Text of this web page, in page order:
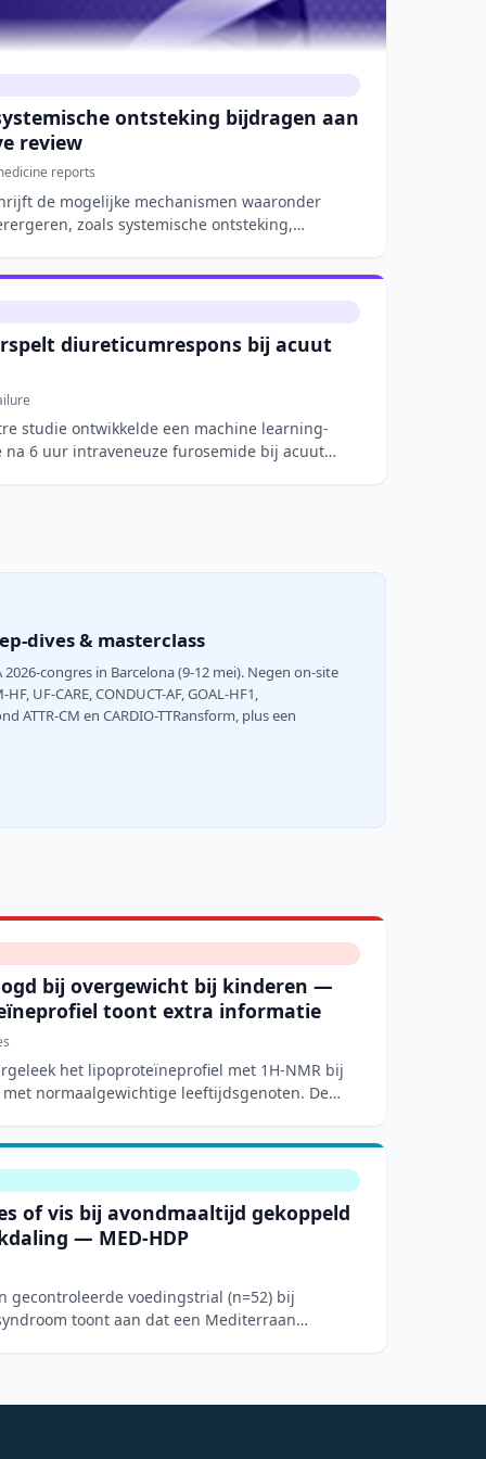
ontsteking bijdragen aan
review
reports
de mogelijke mechanismen waaronder
zoals systemische ontsteking,
diureticumrespons bij acuut
studie ontwikkelde een machine learning-
6 uur intraveneuze furosemide bij acuut
dives & masterclass
congres in Barcelona (9-12 mei). Negen on-site
UF-CARE, CONDUCT-AF, GOAL-HF1,
CM en CARDIO-TTRansform, plus een
bij overgewicht bij kinderen —
toont extra informatie
het lipoproteïneprofiel met 1H-NMR bij
normaalgewichtige leeftijdsgenoten. De
of vis bij avondmaaltijd gekoppeld
— MED-HDP
gecontroleerde voedingstrial (n=52) bij
toont aan dat een Mediterraan